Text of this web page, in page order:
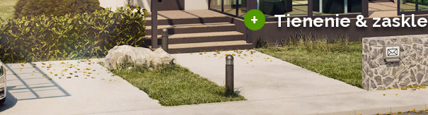
Solárne zimné
+ Tienenie &
Tienenie
Zasklenie